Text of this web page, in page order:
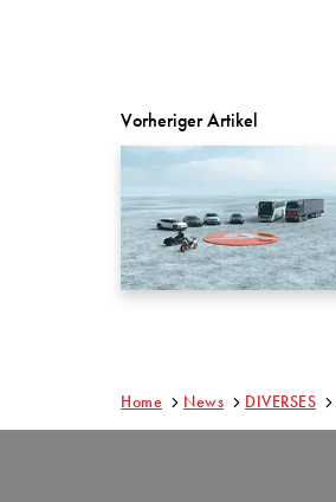
Vorheriger Artikel
Home News DIVERSES